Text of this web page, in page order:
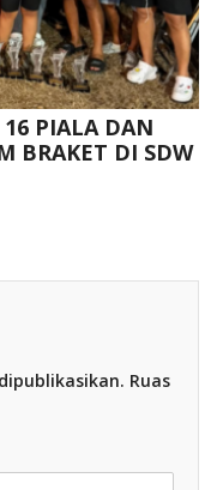
16 PIALA DAN
BRAKET DI SDW
Ruas